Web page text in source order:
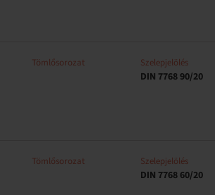
Tömlősorozat Szelepjelölés
DIN 7768 90/20
Tömlősorozat Szelepjelölés
DIN 7768 60/20